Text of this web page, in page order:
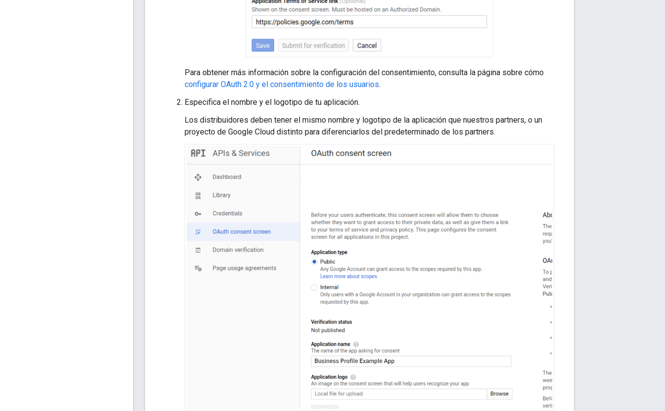
Para obtener más información sobre la configuración del consentimiento, consulta la página sobre cómo
configurar OAuth 2.0 y el consentimiento de los usuarios.
Especifica el nombre y el logotipo de tu aplicación.
Los distribuidores deben tener el mismo nombre y logotipo de la aplicación que nuestros partners, o un
proyecto de Google Cloud distinto para diferenciarlos del predeterminado de los partners.